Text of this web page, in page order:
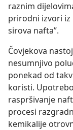
raznim
prirodni izvori iz
sirova nafta”.
Čovjekova
nesumnjivo
ponekad od
koristi.
raspršivanje
procesi
kemikalije